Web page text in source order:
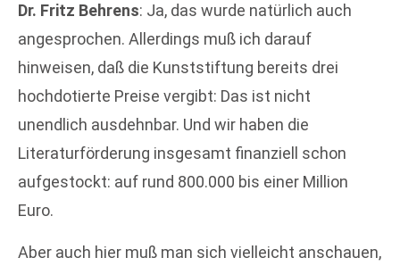
Dr. Fritz Behrens: Ja, das wurde natürlich auch
angesprochen. Allerdings muß ich darauf
hinweisen, daß die Kunststiftung bereits drei
hochdotierte Preise vergibt: Das ist nicht
unendlich ausdehnbar. Und wir haben die
Literaturförderung insgesamt finanziell schon
aufgestockt: auf rund 800.000 bis einer Million
Euro.
Aber auch hier muß man sich vielleicht anschauen,